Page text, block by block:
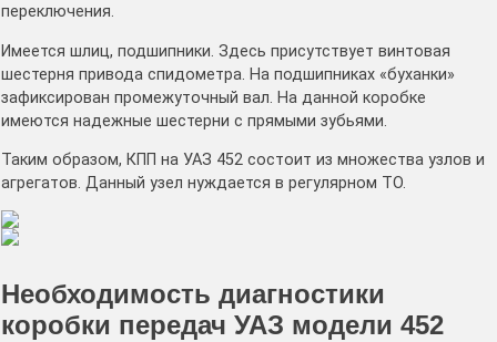
переключения.
Имеется шлиц, подшипники. Здесь присутствует винтовая
шестерня привода спидометра. На подшипниках «буханки»
зафиксирован промежуточный вал. На данной коробке
имеются надежные шестерни с прямыми зубьями.
Таким образом, КПП на УАЗ 452 состоит из множества узлов и
агрегатов. Данный узел нуждается в регулярном ТО.
Необходимость диагностики
коробки передач УАЗ модели 452